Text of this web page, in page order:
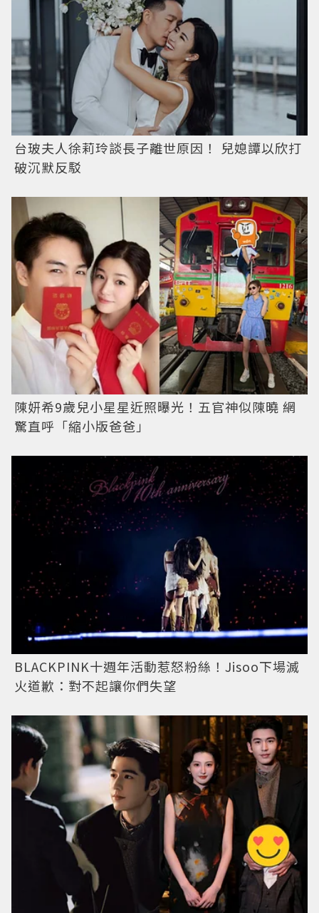
台玻夫人徐莉玲談長子離世原因！ 兒媳譚以欣打
破沉默反駁
陳妍希9歲兒小星星近照曝光！五官神似陳曉 網
驚直呼「縮小版爸爸」
BLACKPINK十週年活動惹怒粉絲！Jisoo下場滅
火道歉：對不起讓你們失望